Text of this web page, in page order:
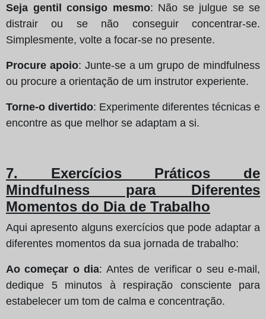
Seja gentil consigo mesmo: Não se julgue se se
distrair ou se não conseguir concentrar-se.
Simplesmente, volte a focar-se no presente.
Procure apoio: Junte-se a um grupo de mindfulness
ou procure a orientação de um instrutor experiente.
Torne-o divertido: Experimente diferentes técnicas e
encontre as que melhor se adaptam a si.
7. Exercícios Práticos de
Mindfulness para Diferentes
Momentos do Dia de Trabalho
Aqui apresento alguns exercícios que pode adaptar a
diferentes momentos da sua jornada de trabalho:
Ao começar o dia: Antes de verificar o seu e-mail,
dedique 5 minutos à respiração consciente para
estabelecer um tom de calma e concentração.